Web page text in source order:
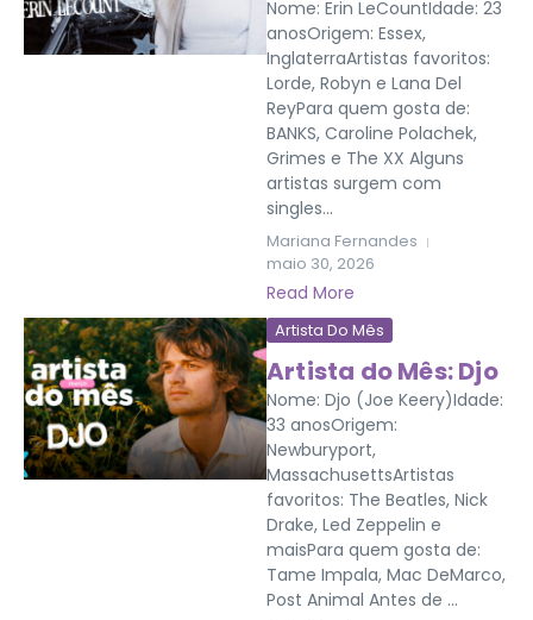
Nome: Erin LeCountIdade: 23
anosOrigem: Essex,
InglaterraArtistas favoritos:
Lorde, Robyn e Lana Del
ReyPara quem gosta de:
BANKS, Caroline Polachek,
Grimes e The XX Alguns
artistas surgem com
singles...
Mariana Fernandes
maio 30, 2026
Read More
Artista Do Mês
Artista do Mês: Djo
Nome: Djo (Joe Keery)Idade:
33 anosOrigem:
Newburyport,
MassachusettsArtistas
favoritos: The Beatles, Nick
Drake, Led Zeppelin e
maisPara quem gosta de:
Tame Impala, Mac DeMarco,
Post Animal Antes de ...